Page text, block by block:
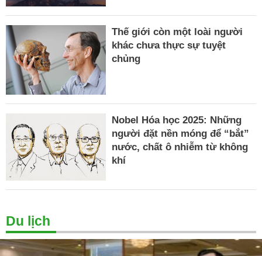
Thế giới còn một loài người
khác chưa thực sự tuyệt
chủng
Nobel Hóa học 2025: Những
người đặt nền móng để “bắt”
nước, chất ô nhiễm từ không
khí
Du lịch